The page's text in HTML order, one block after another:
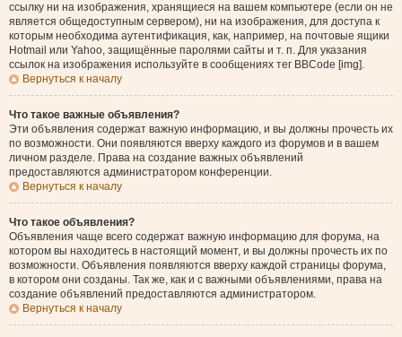
ссылку ни на изображения, хранящиеся на вашем компьютере (если он не
является общедоступным сервером), ни на изображения, для доступа к
которым необходима аутентификация, как, например, на почтовые ящики
Hotmail или Yahoo, защищённые паролями сайты и т. п. Для указания
ссылок на изображения используйте в сообщениях тег BBCode [img].
Вернуться к началу
Что такое важные объявления?
Эти объявления содержат важную информацию, и вы должны прочесть их
по возможности. Они появляются вверху каждого из форумов и в вашем
личном разделе. Права на создание важных объявлений
предоставляются администратором конференции.
Вернуться к началу
Что такое объявления?
Объявления чаще всего содержат важную информацию для форума, на
котором вы находитесь в настоящий момент, и вы должны прочесть их по
возможности. Объявления появляются вверху каждой страницы форума,
в котором они созданы. Так же, как и с важными объявлениями, права на
создание объявлений предоставляются администратором.
Вернуться к началу